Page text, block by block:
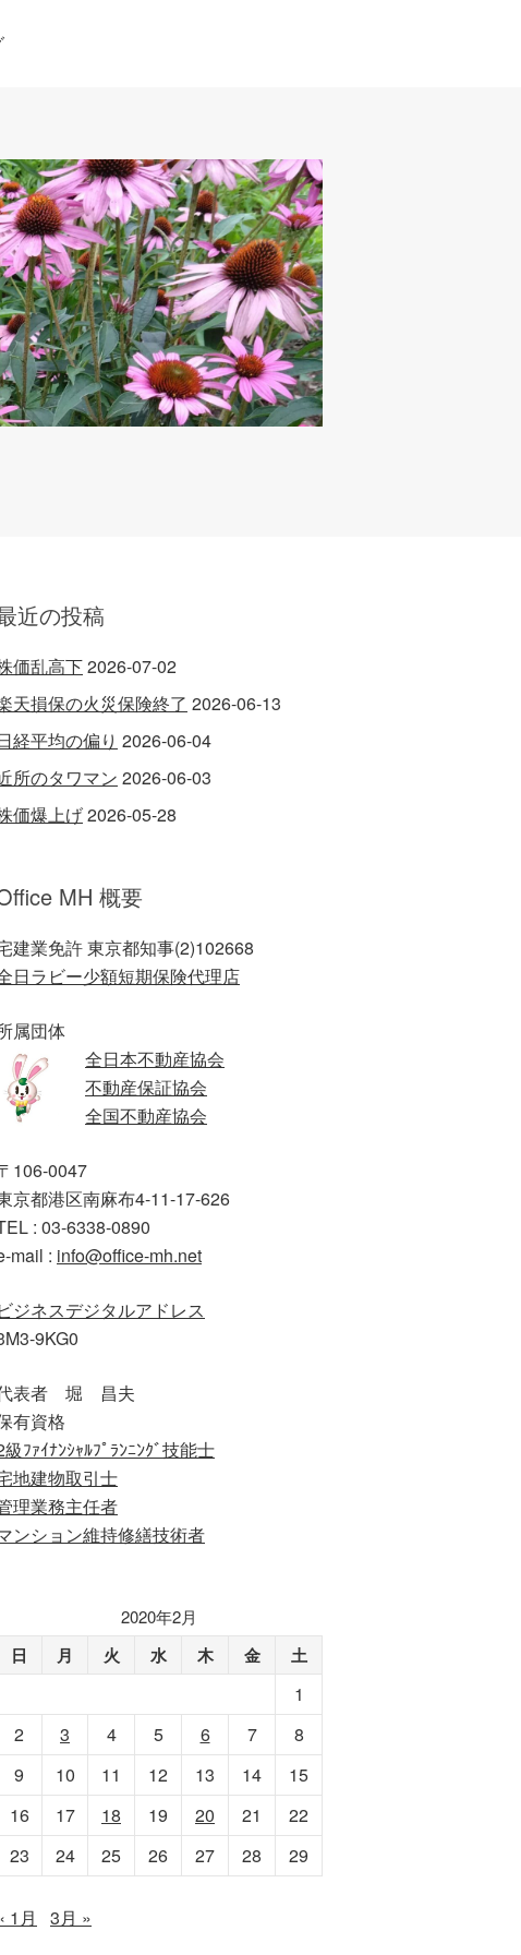
近の投稿
価乱高下2026-07-02
天損保の火災保険終了 2026-06-13
経平均の偏り 2026-06-04
所のタワマン 2026-06-03
価爆上げ2026-05-28
MH 概要
建業免許 東京都知事(2)102668
日ラビー少額短期保険代理店
属団体
全日本不動産協会
不動産保証協会
全国不動産協会
106-0047
京都港区南麻布4-11-17-626
: 03-6338-0890
mail : info@office-mh.net
ビジネスデジタルアドレス
9KG0
表者 堀 昌夫
有資格
級ﾌｧｲﾅﾝｼｬﾙﾌﾟﾗﾝﾆﾝｸﾞ技能士
地建物取引士
理業務主任者
ンション維持修繕技術者
2020年2月
日 月 火 水 木 金 土
1
2
3 4 5 6 7
8
9
10 11 12 13 14
15
16
17 18 19 20 21
22
23
24 25 26 27 28 29
1月 3月 »